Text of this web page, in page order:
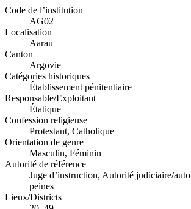
Code de l’institution
AG02
Localisation
Aarau
Canton
Argovie
Catégories historiques
Établissement pénitentiaire
Responsable/Exploitant
Étatique
Confession religieuse
Protestant, Catholique
Orientation de genre
Masculin, Féminin
Autorité de référence
Juge d’instruction, Autorité judiciaire/
peines
Lieux/Districts